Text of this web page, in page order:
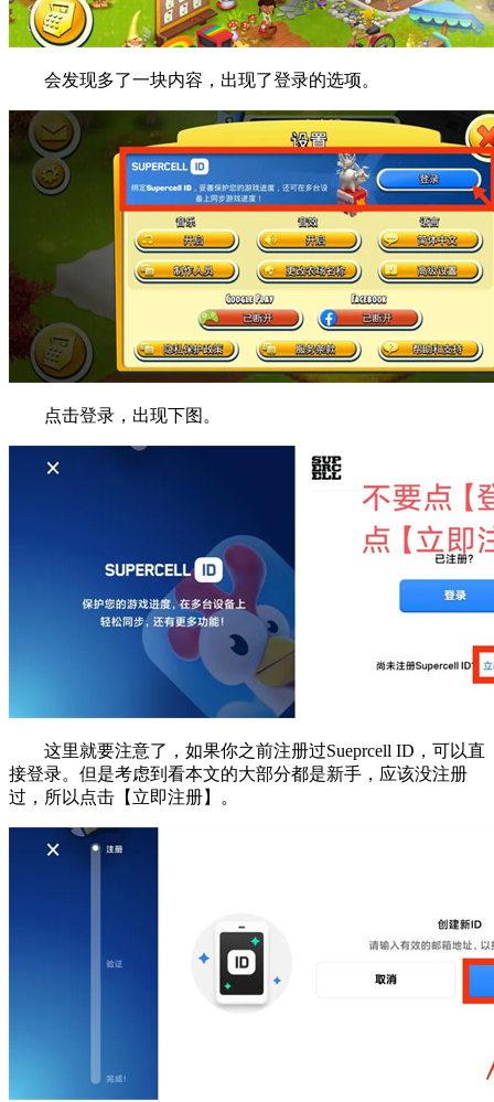
会发现多了一块内容，出现了登录的选项。
点击登录，出现下图。
这里就要注意了，如果你之前注册过Sueprcell ID，可以直
接登录。但是考虑到看本文的大部分都是新手，应该没注册
过，所以点击【立即注册】。